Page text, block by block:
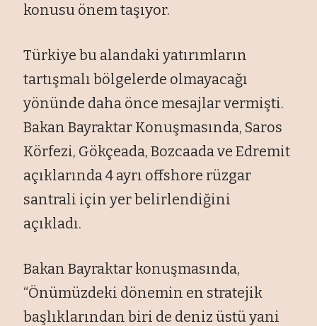
konusu önem taşıyor.
Türkiye bu alandaki yatırımların
tartışmalı bölgelerde olmayacağı
yönünde daha önce mesajlar vermişti.
Bakan Bayraktar Konuşmasında, Saros
Körfezi, Gökçeada, Bozcaada ve Edremit
açıklarında 4 ayrı offshore rüzgar
santrali için yer belirlendiğini
açıkladı.
Bakan Bayraktar konuşmasında,
“Önümüzdeki dönemin en stratejik
başlıklarından biri de deniz üstü yani